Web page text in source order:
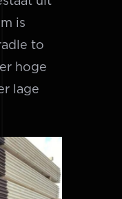
is
to
hoge
lage